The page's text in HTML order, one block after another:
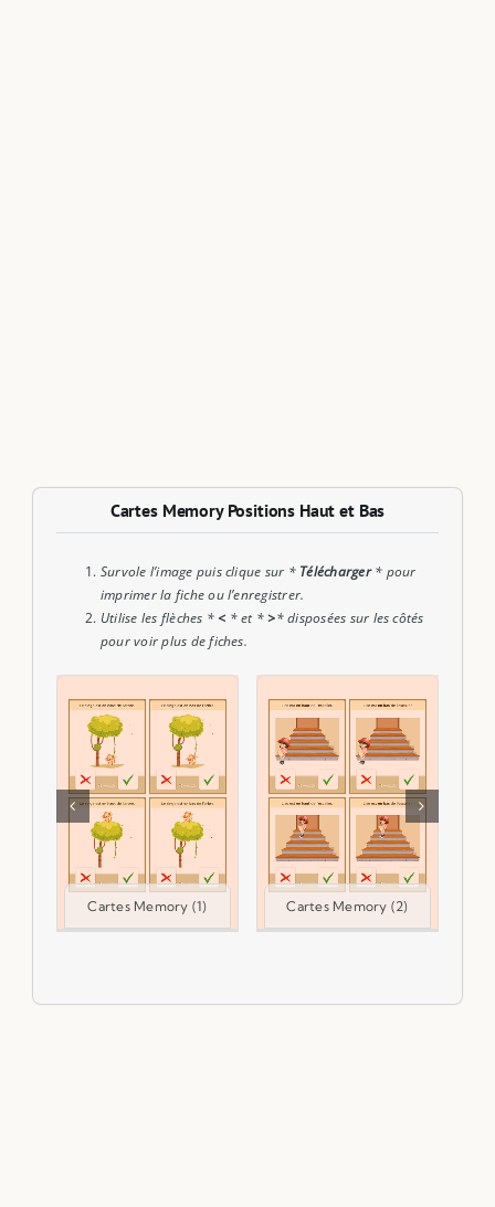
Cartes Memory Positions Haut et Bas
Survole l’image puis clique sur * Télécharger* pour
imprimer la fiche ou l’enregistrer.
Utilise les flèches * < * et *>* disposées sur les côtés
pour voir plus de fiches.
Cartes Memory (1) Cartes Memory (2)